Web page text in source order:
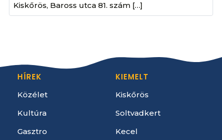
Kiskőrös, Baross utca 81. szám […]
HÍREK
Közélet
Kultúra
Gasztro
KIEMELT
Kiskőrös
Soltvadkert
Kecel